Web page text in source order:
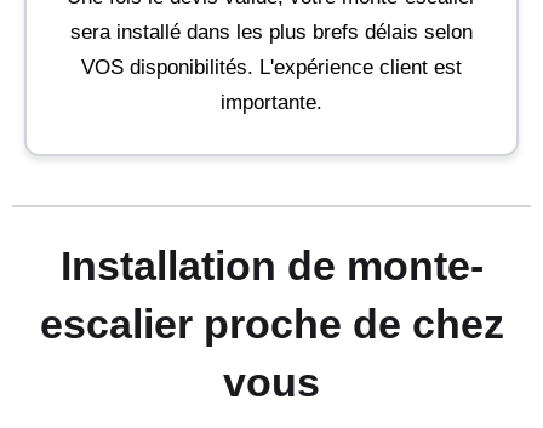
sera installé dans les plus brefs délais selon
VOS disponibilités. L'expérience client est
importante.
Installation de monte-
escalier proche de chez
vous